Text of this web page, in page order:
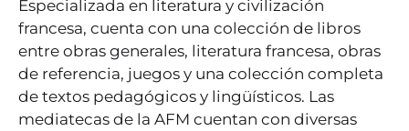
Especializada en literatura y civilización
francesa, cuenta con una colección de libros
entre obras generales, literatura francesa, obras
de referencia, juegos y una colección completa
de textos pedagógicos y lingüísticos. Las
mediatecas de la AFM cuentan con diversas